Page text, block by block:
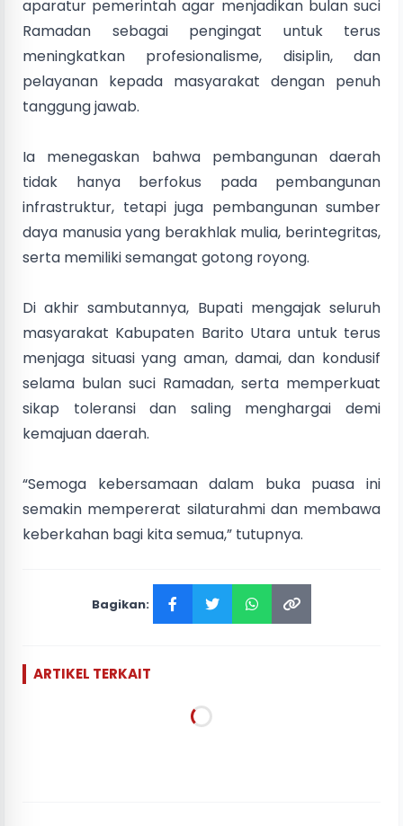
aparatur pemerintah agar menjadikan bulan suci
Ramadan sebagai pengingat untuk terus
meningkatkan profesionalisme, disiplin, dan
pelayanan kepada masyarakat dengan penuh
tanggung jawab.
Ia menegaskan bahwa pembangunan daerah
tidak hanya berfokus pada pembangunan
infrastruktur, tetapi juga pembangunan sumber
daya manusia yang berakhlak mulia, berintegritas,
serta memiliki semangat gotong royong.
Di akhir sambutannya, Bupati mengajak seluruh
masyarakat Kabupaten Barito Utara untuk terus
menjaga situasi yang aman, damai, dan kondusif
selama bulan suci Ramadan, serta memperkuat
sikap toleransi dan saling menghargai demi
kemajuan daerah.
“Semoga kebersamaan dalam buka puasa ini
semakin mempererat silaturahmi dan membawa
keberkahan bagi kita semua,” tutupnya.
Bagikan:
ARTIKEL TERKAIT